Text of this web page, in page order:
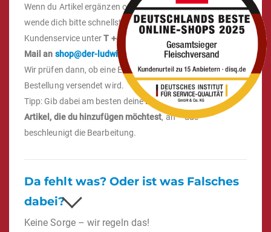
Wenn du Artikel ergänzen oder hinzufügen möchtest,
wende dich bitte schnellstmöglich an unseren
Kundenservice unterT +49 (0) 6661 70999-74
Mail an shop@der-ludwig.de
Wir prüfen dann, ob eine Ergänzung möglich ist, bevor die
Bestellung versendet wird.
Tipp: Gib dabei am besten deineBestellnummer und die
Artikel, die du hinzufügen möchtest, an – das
beschleunigt die Bearbeitung.
Da fehlt was? Oder ist was Falsches
dabei?
Keine Sorge – wir regeln das!